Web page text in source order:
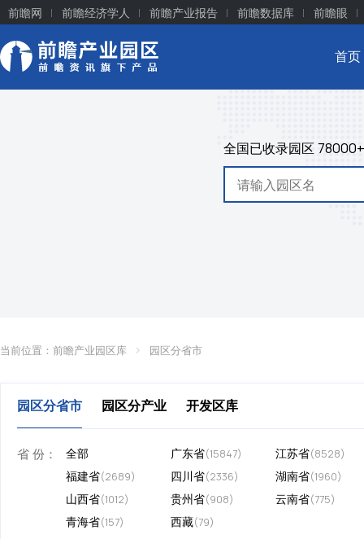
前瞻网 前瞻经济学人 前瞻产业报告 前瞻数据库 前瞻眼
首页
全国已收录园区 78000+
当前位置： 前瞻产业园区库 园区分省市
园区分省市 园区分产业 开发区库
省 份： 全部 广东省(15847) 江苏省(8528)
福建省(2689) 四川省(2336) 湖南省(1960)
山西省(1012) 贵州省(908) 云南省(775)
青海省(157) 西藏(79)